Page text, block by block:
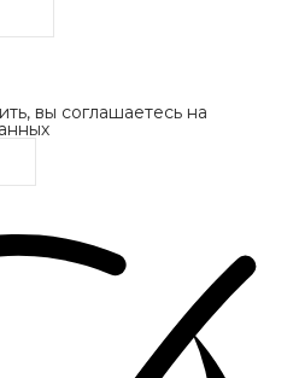
вы соглашаетесь на